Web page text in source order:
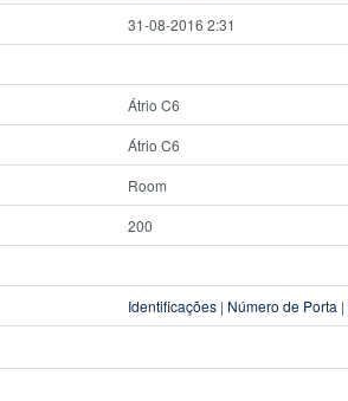
31-08-2016 2:31
Átrio C6
Átrio C6
Room
200
Identificações | Número de Porta |